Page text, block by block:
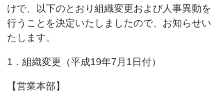
けで、以下のとおり組織変更および人事異動を
行うことを決定いたしましたので、お知らせい
たします。
1．組織変更（平成19年7月1日付）
【営業本部】